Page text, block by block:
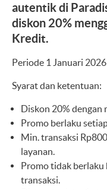
autentik di
diskon 20%
Kredit.
Periode 1 Januari
Syarat dan ketentuan:
Diskon 20% dengan
Promo berlaku
Min. transaksi
layanan.
Promo tidak berlaku
transaksi.